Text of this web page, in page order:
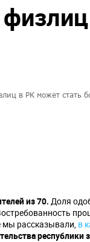
в РК может стать
из 70. Доля
мы рассказывали, в